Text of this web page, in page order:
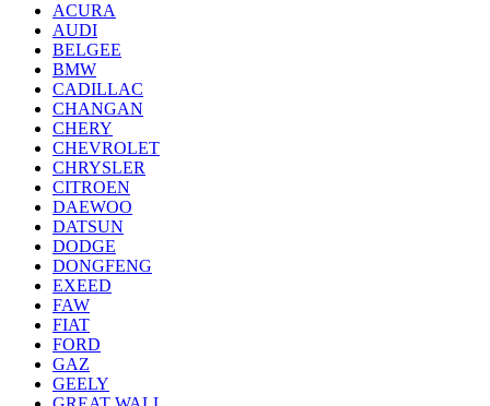
ACURA
AUDI
BELGEE
BMW
CADILLAC
CHANGAN
CHERY
CHEVROLET
CHRYSLER
CITROEN
DAEWOO
DATSUN
DODGE
DONGFENG
EXEED
FAW
FIAT
FORD
GAZ
GEELY